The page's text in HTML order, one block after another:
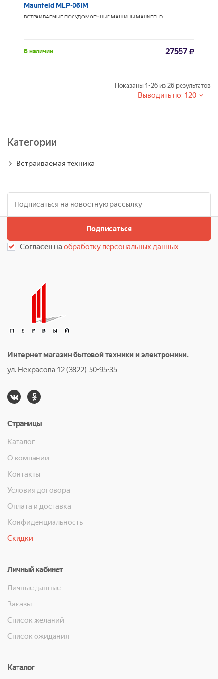
Maunfeld MLP-06IM
ВСТРАИВАЕМЫЕ ПОСУДОМОЕЧНЫЕ МАШИНЫMAUNFELD
В наличии 27557
Показаны 1-26 из 26 результатов
Выводить по: 120
Категории
Встраиваемая техника
Подписаться
Согласен наобработку персональных данных
Интернет магазин бытовой техники и электроники.
ул. Некрасова 12 (3822) 50-95-35
Страницы
Каталог
О компании
Контакты
Условия договора
Оплата и доставка
Конфиденциальность
Скидки
Личный кабинет
Личные данные
Заказы
Список желаний
Список ожидания
Каталог